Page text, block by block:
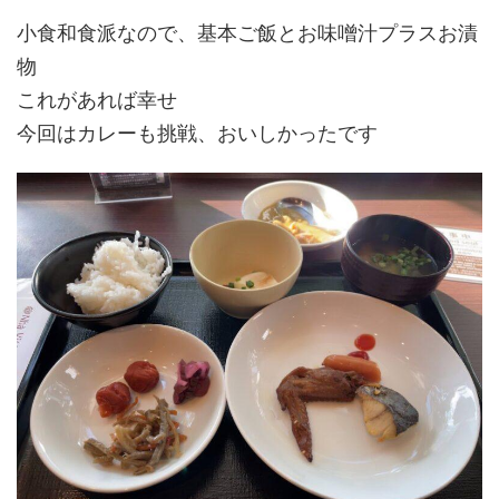
小食和食派なので、基本ご飯とお味噌汁プラスお漬
物
これがあれば幸せ
今回はカレーも挑戦、おいしかったです